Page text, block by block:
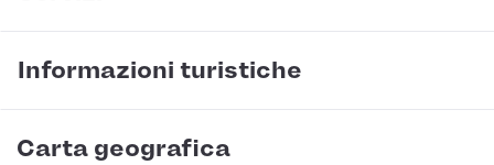
Informazioni turistiche
Carta geografica